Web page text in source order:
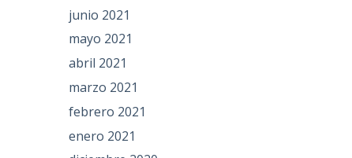
junio 2021
mayo 2021
abril 2021
marzo 2021
febrero 2021
enero 2021